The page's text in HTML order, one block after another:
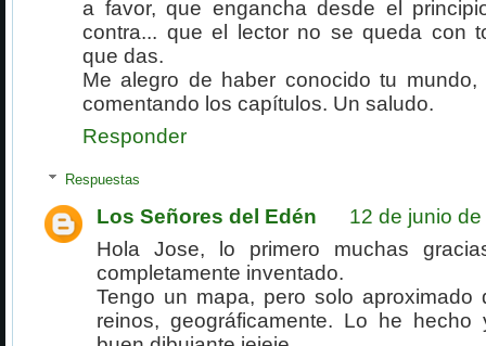
a favor, que engancha desde el
contra... que el lector no se queda con
que das.
Me alegro de haber conocido tu
comentando los capítulos. Un saludo.
Responder
Respuestas
Los Señores del Edén
12 de junio
Hola Jose, lo primero muchas
completamente inventado.
Tengo un mapa, pero solo aproximado
reinos, geográficamente. Lo he